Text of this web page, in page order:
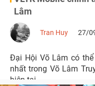
Lâm
Tran Huy 27/
Đại Hội Võ Lâm có
nhất trong Võ Lâm
hiện tại.